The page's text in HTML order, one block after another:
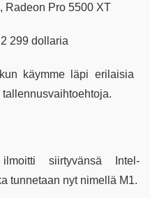
Radeon Pro 5500 XT
299 dollaria
käymme läpi erilaisia
siirtyvänsä Intel-
tunnetaan nyt nimellä M1.